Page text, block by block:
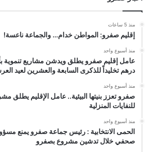
منذ 5 ساعات
إقليم صفرو: المواطن خدام… والجماعة ناعسة!
منذ أسبوع واحد
درهم تخليداً للذكرى السابعة والعشرين لعيد
منذ أسبوع واحد
صفرو تعزز بنيتها البيئية.. عامل الإقليم يطلق
للنفايات المنزلية
منذ أسبوع واحد
الحمى الانتخابية : رئيس جماعة صفرو يمنع
صحفي خلال تدشين مشروع بصفرو